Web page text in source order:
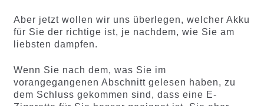
Aber jetzt wollen wir uns überlegen, welcher Akku
für Sie der richtige ist, je nachdem, wie Sie am
liebsten dampfen.
Wenn Sie nach dem, was Sie im
vorangegangenen Abschnitt gelesen haben, zu
dem Schluss gekommen sind, dass eine E-